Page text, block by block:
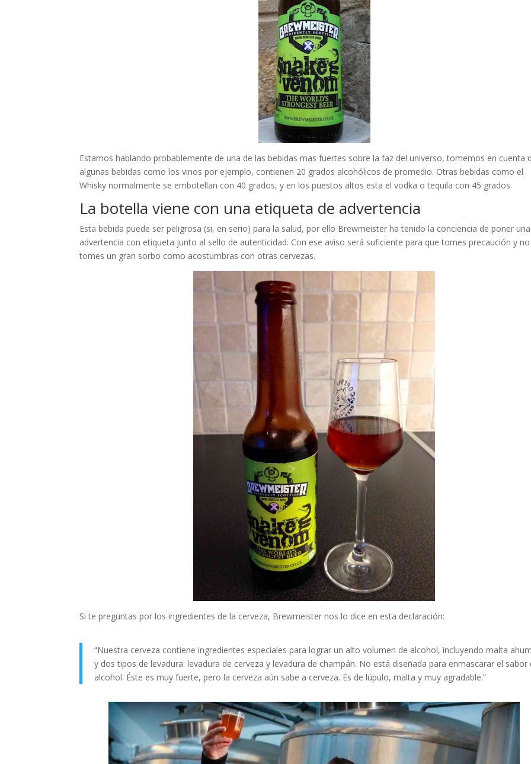
Estamos hablando probablemente de una de las bebidas mas fuertes sobre la faz del universo, tomemos en cuenta
algunas bebidas como los vinos por ejemplo, contienen 20 grados alcohólicos de promedio. Otras bebidas como el
Whisky normalmente se embotellan con 40 grados, y en los puestos altos esta el vodka o tequila con 45 grados.
La botella viene con una etiqueta de advertencia
Esta bebida puede ser peligrosa (si, en serio) para la salud, por ello Brewmeister ha tenido la conciencia de poner una
advertencia con etiqueta junto al sello de autenticidad. Con ese aviso será suficiente para que tomes precaución y no
tomes un gran sorbo como acostumbras con otras cervezas.
Si te preguntas por los ingredientes de la cerveza, Brewmeister nos lo dice en esta declaración:
“Nuestra cerveza contiene ingredientes especiales para lograr un alto volumen de alcohol, incluyendo malta
y dos tipos de levadura: levadura de cerveza y levadura de champán. No está diseñada para enmascarar el sabor
alcohol. Éste es muy fuerte, pero la cerveza aún sabe a cerveza. Es de lúpulo, malta y muy agradable.”